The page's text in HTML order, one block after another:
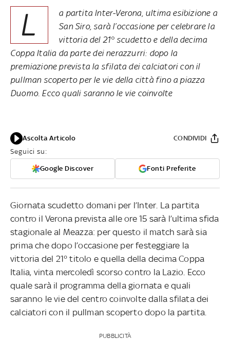
L
a partita Inter-Verona, ultima esibizione a
San Siro, sarà l’occasione per celebrare la
vittoria del 21° scudetto e della decima
Coppa Italia da parte dei nerazzurri: dopo la
premiazione prevista la sfilata dei calciatori con il
pullman scoperto per le vie della città fino a piazza
Duomo. Ecco quali saranno le vie coinvolte
Ascolta Articolo
Seguici su:
Google Discover Fonti Preferite
CONDIVIDI
Giornata scudetto domani per l’Inter. La partita
contro il Verona prevista alle ore 15 sarà l’ultima sfida
stagionale al Meazza: per questo il match sarà sia
prima che dopo l’occasione per festeggiare la
vittoria del 21° titolo e quella della decima Coppa
Italia, vinta mercoledì scorso contro la Lazio. Ecco
quale sarà il programma della giornata e quali
saranno le vie del centro coinvolte dalla sfilata dei
calciatori con il pullman scoperto dopo la partita.
PUBBLICITÀ